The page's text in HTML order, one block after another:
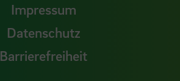
Impressum
Datenschutz
Barrierefreiheit